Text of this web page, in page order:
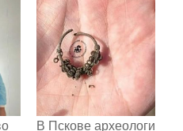
В Пскове археологи